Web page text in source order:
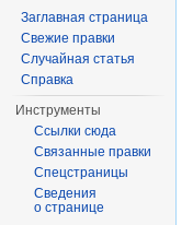
Заглавная страница
Свежие правки
Случайная статья
Справка
Инструменты
Ссылки сюда
Связанные правки
Спецстраницы
Сведения
о странице